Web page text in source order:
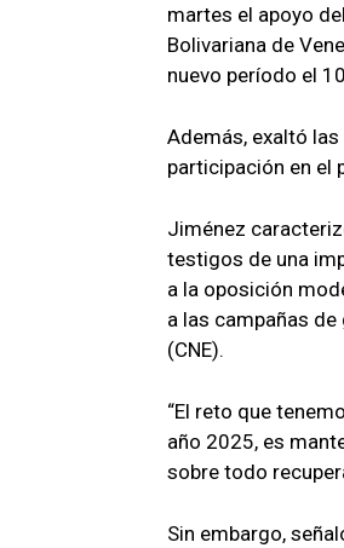
martes el apoyo
Bolivariana de
nuevo período el
Además, exaltó
participación en el
Jiménez
testigos de una
a la oposición
a las campañas
(CNE).
“El reto que
año 2025, es
sobre todo
Sin embargo,